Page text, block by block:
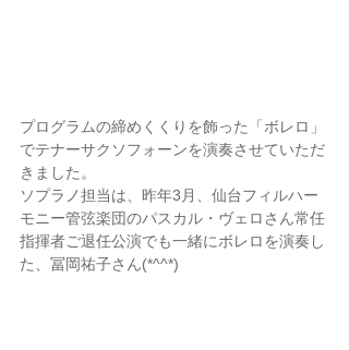
プログラムの締めくくりを飾った「ボレロ」
でテナーサクソフォーンを演奏させていただ
きました。
ソプラノ担当は、昨年3月、仙台フィルハー
モニー管弦楽団のパスカル・ヴェロさん常任
指揮者ご退任公演でも一緒にボレロを演奏し
た、冨岡祐子さん(*^^*)